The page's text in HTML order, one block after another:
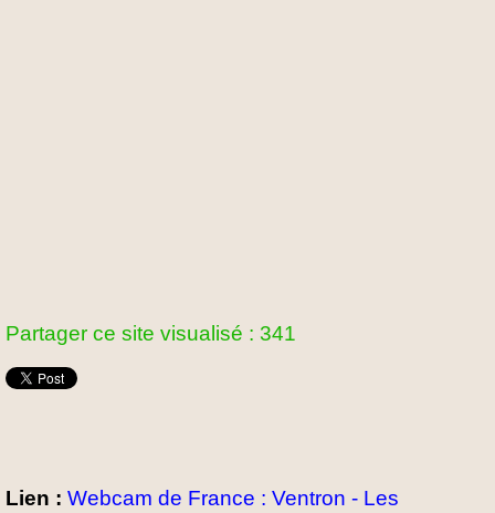
Partager ce site visualisé : 341
Lien : Webcam de France : Ventron - Les